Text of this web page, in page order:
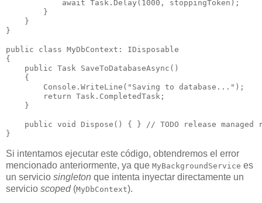
            await Task.Delay(1000, stoppingToken);
        }
    }
}
public class MyDbContext: IDisposable
{
    public Task SaveToDatabaseAsync()
    {
        Console.WriteLine("Saving to database...");
        return Task.CompletedTask;
    }
public void Dispose() { } // TODO release managed
Si intentamos ejecutar este código, obtendremos el error
mencionado anteriormente, ya que MyBackgroundService es
un servicio singleton que intenta inyectar directamente un
servicio scoped(MyDbContext).